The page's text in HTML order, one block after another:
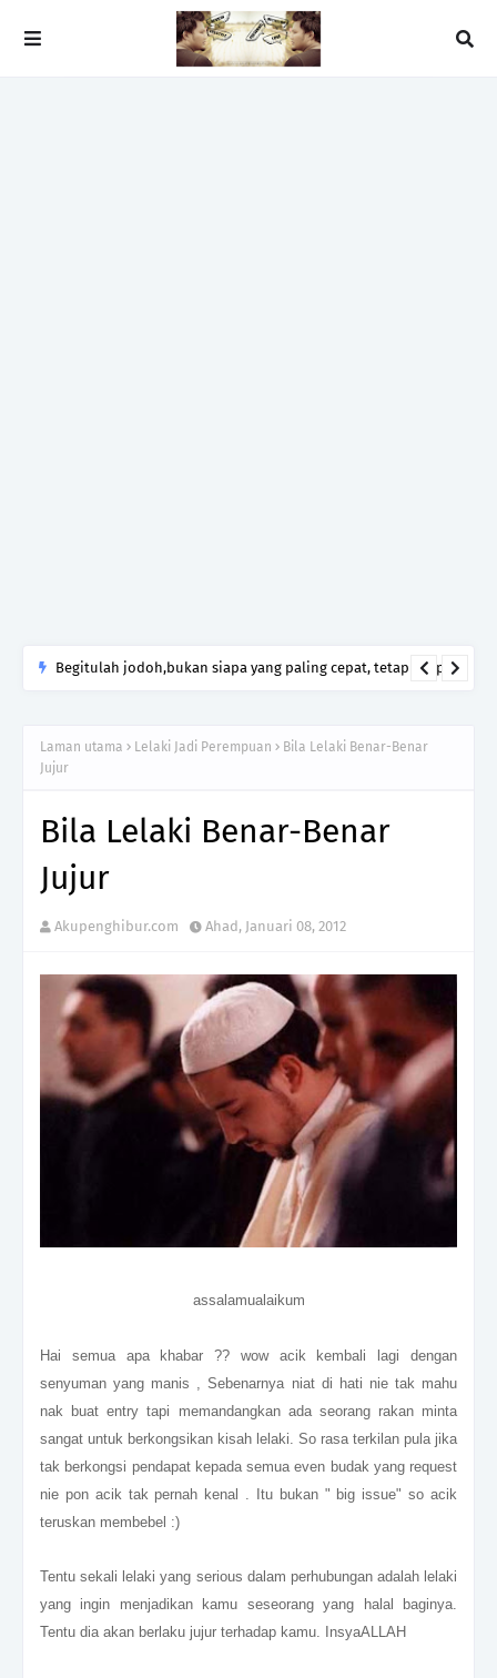
Begitulah jodoh,bukan siapa yang paling cepat, tetapi siapa
ingin menutup mulut manusia
Laman utama Lelaki Jadi Perempuan
Bila Lelaki Benar-Benar
Jujur
Bila Lelaki Benar-Benar
Jujur
Akupenghibur.com Ahad, Januari 08, 2012
assalamualaikum
Hai semua apa khabar ?? wow acik kembali lagi dengan
senyuman yang manis , Sebenarnya niat di hati nie tak mahu
nak buat entry tapi memandangkan ada seorang rakan minta
sangat untuk berkongsikan kisah lelaki. So rasa terkilan pula jika
tak berkongsi pendapat kepada semua even budak yang request
nie pon acik tak pernah kenal . Itu bukan " big issue" so acik
teruskan membebel :)
Tentu sekali lelaki yang serious dalam perhubungan adalah lelaki
yang ingin menjadikan kamu seseorang yang halal baginya.
Tentu dia akan berlaku jujur terhadap kamu. InsyaALLAH